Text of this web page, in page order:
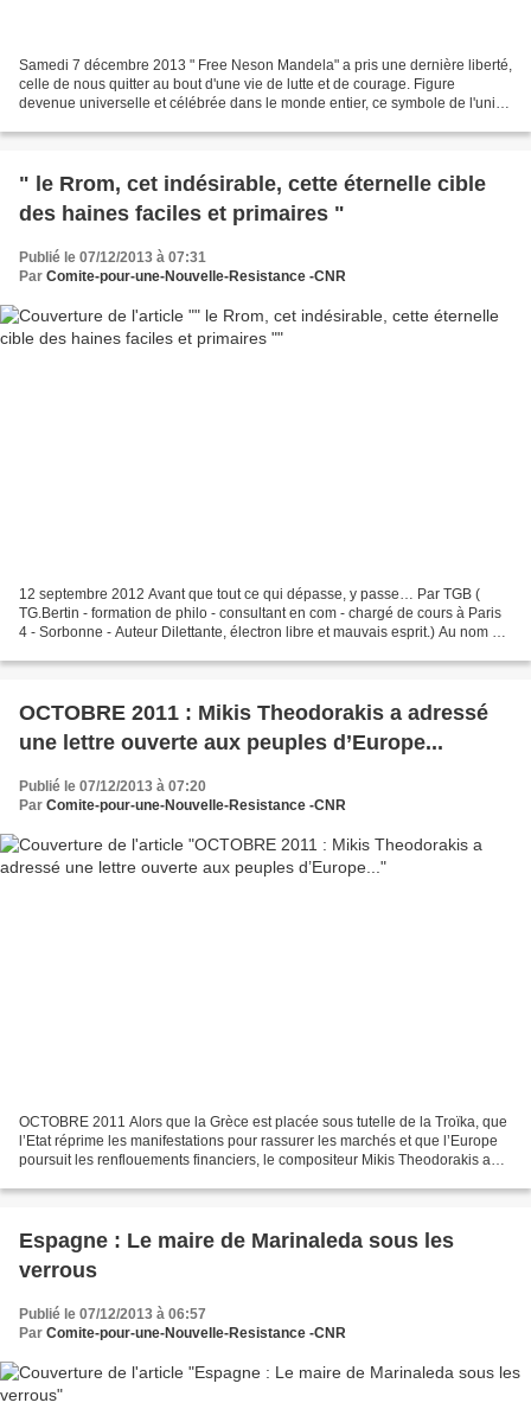
Samedi 7 décembre 2013 " Free Neson Mandela" a pris une dernière liberté,
celle de nous quitter au bout d'une vie de lutte et de courage. Figure
devenue universelle et célébrée dans le monde entier, ce symbole de l'unité
" le Rrom, cet indésirable, cette éternelle cible
des haines faciles et primaires "
Publié le 07/12/2013 à 07:31
Par Comite-pour-une-Nouvelle-Resistance -CNR
12 septembre 2012 Avant que tout ce qui dépasse, y passe… Par TGB (
TG.Bertin - formation de philo - consultant en com - chargé de cours à Paris
4 - Sorbonne - Auteur Dilettante, électron libre et mauvais esprit.) Au nom du
OCTOBRE 2011 : Mikis Theodorakis a adressé
une lettre ouverte aux peuples d’Europe...
Publié le 07/12/2013 à 07:20
Par Comite-pour-une-Nouvelle-Resistance -CNR
OCTOBRE 2011 Alors que la Grèce est placée sous tutelle de la Troïka, que
l’Etat réprime les manifestations pour rassurer les marchés et que l’Europe
poursuit les renflouements financiers, le compositeur Mikis Theodorakis a
Espagne : Le maire de Marinaleda sous les
verrous
Publié le 07/12/2013 à 06:57
Par Comite-pour-une-Nouvelle-Resistance -CNR